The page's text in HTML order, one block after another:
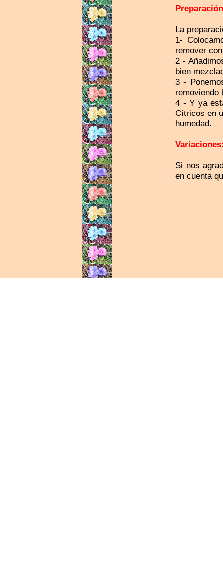
La
1-
remover
2 -
bien
3 -
removiendo
4 - Y ya
Cítricos en
humedad.
Si nos
en cuenta